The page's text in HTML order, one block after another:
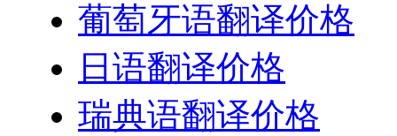
葡萄牙语翻译价格
日语翻译价格
瑞典语翻译价格